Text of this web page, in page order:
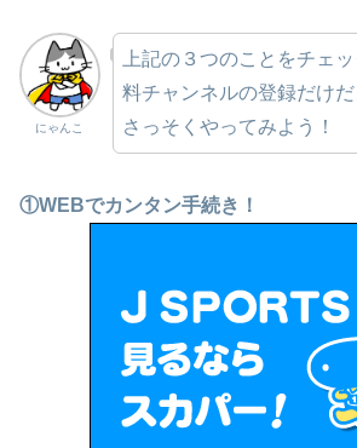
にゃんこ
上記の３つのことをチェ
料チャンネルの登録だけだ
さっそくやってみよう！
①WEBでカンタン手続き！